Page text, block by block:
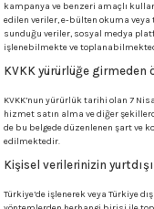
kampanya ve benzeri amaçlı
edilen veriler, e-bülten okuma
sunduğu veriler, sosyal medya
işlenebilmekte ve
KVKK yürürlüğe girmeden
KVKK’nun yürürlük tarihi olan 7
hizmet satın alma ve diğer
de bu belgede düzenlenen şart ve
edilmektedir.
Kişisel verilerinizin
Türkiye’de işlenerek veya Türkiye